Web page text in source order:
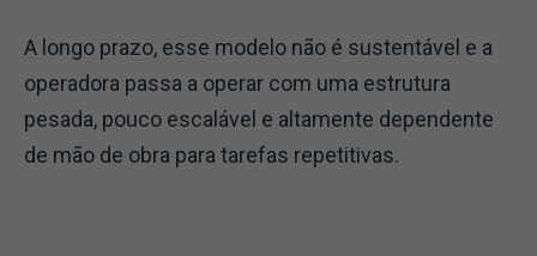
A longo prazo, esse modelo não é sustentável e a
operadora passa a operar com uma estrutura
pesada, pouco escalável e altamente dependente
de mão de obra para tarefas repetitivas.